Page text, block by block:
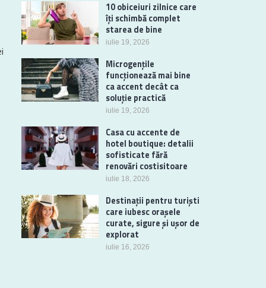
10 obiceiuri zilnice care
îți schimbă complet
starea de bine
iulie 19, 2026
Microgențile
funcționează mai bine
ca accent decât ca
soluție practică
iulie 19, 2026
Casa cu accente de
hotel boutique: detalii
sofisticate fără
renovări costisitoare
iulie 18, 2026
Destinații pentru turiști
care iubesc orașele
curate, sigure și ușor de
explorat
iulie 16, 2026